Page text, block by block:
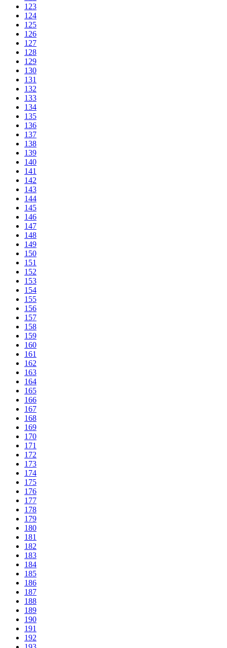
123
124
125
126
127
128
129
130
131
132
133
134
135
136
137
138
139
140
141
142
143
144
145
146
147
148
149
150
151
152
153
154
155
156
157
158
159
160
161
162
163
164
165
166
167
168
169
170
171
172
173
174
175
176
177
178
179
180
181
182
183
184
185
186
187
188
189
190
191
192